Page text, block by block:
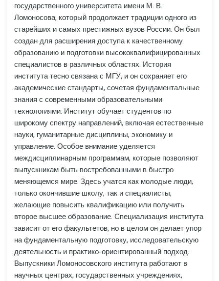
государственного университета имени М. В.
Ломоносова, который продолжает традиции одного из
старейших и самых престижных вузов России. Он был
создан для расширения доступа к качественному
образованию и подготовки высококвалифицированных
специалистов в различных областях. История
института тесно связана с МГУ, и он сохраняет его
академические стандарты, сочетая фундаментальные
знания с современными образовательными
технологиями. Институт обучает студентов по
широкому спектру направлений, включая естественные
науки, гуманитарные дисциплины, экономику и
управление. Особое внимание уделяется
междисциплинарным программам, которые позволяют
выпускникам быть востребованными в быстро
меняющемся мире. Здесь учатся как молодые люди,
только окончившие школу, так и специалисты,
желающие повысить квалификацию или получить
второе высшее образование. Специализация института
зависит от его факультетов, но в целом он делает упор
на фундаментальную подготовку, исследовательскую
деятельность и практико-ориентированный подход.
Выпускники Ломоносовского института работают в
научных центрах, государственных учреждениях,